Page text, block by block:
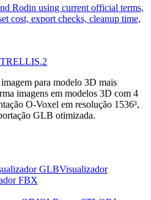
Rodin using current official terms,
cost, export checks, cleanup time,
TRELLIS.2
para modelo 3D mais
imagens em modelos 3D com 4
O-Voxel em resolução 1536³,
GLB otimizada.
GLBVisualizador
FBX